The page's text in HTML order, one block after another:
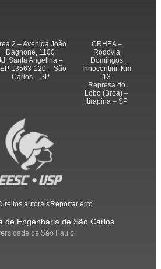
2 – Avenida João
Dagnone, 1100
Santa Angelina –
13563-120 – São
Carlos – SP
CRHEA –
Rodovia
Domingos
Innocentini, Km
13
Represa do
Lobo (Broa) –
Itirapina – SP
autorais Reportar erro
de Engenharia de São Carlos
de São Paulo